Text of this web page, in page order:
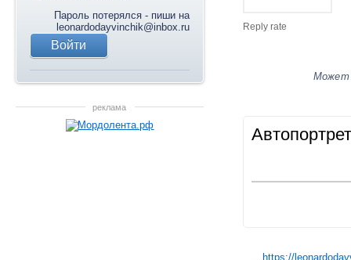
Reply rate
Автопортрет
https://
Пароль потерялся - пиши на
leonardodayvinchik@inbox.ru
реклама